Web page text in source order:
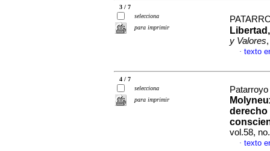
3 / 7
selecciona
para imprimir
y Valores
· texto
4 / 7
selecciona
para imprimir
derecho
vol.58,
· texto